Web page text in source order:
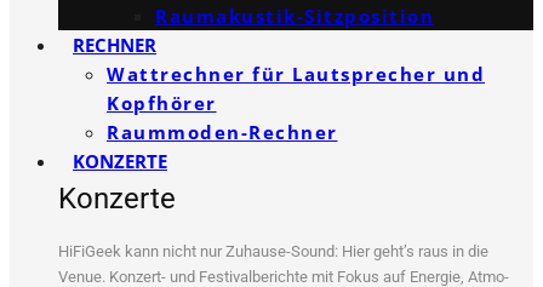
Raumakustik-Sitzposition
RECHNER
Wattrechner für Lautsprecher und
Kopfhörer
Raummoden-Rechner
KONZERTE
Konzerte
HiFi­Ge­ek kann nicht nur Zuhau­se-Sound: Hier geht’s raus in die
Venue. Kon­zert- und Fes­ti­val­be­rich­te mit Fokus auf Ener­gie, Atmo­